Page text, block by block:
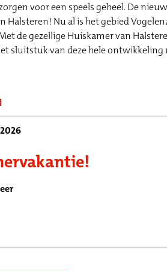
voor een speels geheel. De
Halsteren! Nu al is het gebied
de gezellige Huiskamer van
sluitstuk van deze hele